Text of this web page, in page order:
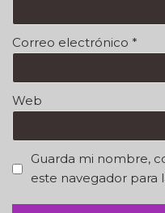
Correo electrónico *
Web
Guarda mi nombre,
este navegador para